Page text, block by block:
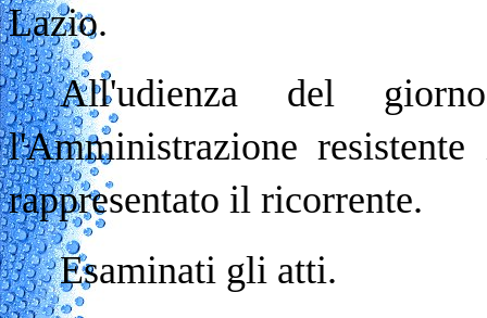
Lazio.
All'udienza del
l'Amministrazione
rappresentato il ricorrente.
Esaminati gli atti.